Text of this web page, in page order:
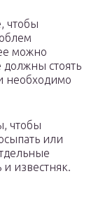
чтобы
можно
должны стоять
необходимо
чтобы
или
известняк.